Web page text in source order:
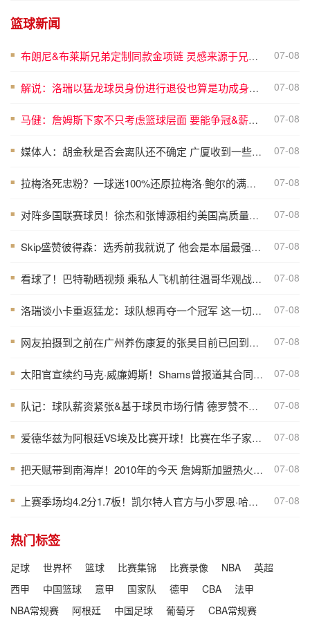
篮球新闻
■ 布朗尼&布莱斯兄弟定制同款金项链 灵感来源于兄弟之情 07-08
■ 解说：洛瑞以猛龙球员身份进行退役也算是功成身退、落叶归根了 07-08
■ 马健：詹姆斯下家不只考虑篮球层面 要能争冠&薪资合适&跟老板熟 07-08
■ 媒体人：胡金秋是否会离队还不确定 广厦收到一些报价 且金额不低 07-08
■ 拉梅洛死忠粉？一球迷100%还原拉梅洛·鲍尔的满背纹身 07-08
■ 对阵多国联赛球员！徐杰和张博源相约美国高质量野球局 07-08
■ Skip盛赞彼得森：选秀前我就说了 他会是本届最强球员 07-08
■ 看球了！巴特勒晒视频 乘私人飞机前往温哥华观战哥伦比亚VS瑞士 07-08
■ 洛瑞谈小卡重返猛龙：球队想再夺一个冠军 这一切都将从小卡开始 07-08
■ 网友拍摄到之前在广州养伤康复的张昊目前已回到广东宏远俱乐部 07-08
■ 太阳官宣续约马克·威廉姆斯！Shams曾报道其合同为3年3800万美元 07-08
■ 队记：球队薪资紧张&基于球员市场行情 德罗赞不太可能重返猛龙 07-08
■ 爱德华兹为阿根廷VS埃及比赛开球！比赛在华子家乡亚特兰大进行 07-08
■ 把天赋带到南海岸！2010年的今天 詹姆斯加盟热火组成三巨头 07-08
■ 上赛季场均4.2分1.7板！凯尔特人官方与小罗恩·哈珀签下多年合同 07-08
热门标签
足球 世界杯 篮球 比赛集锦 比赛录像 NBA
英超
西甲
中国篮球 意甲 国家队 德甲 CBA
法甲
NBA常规赛
阿根廷 中国足球 葡萄牙
CBA常规赛